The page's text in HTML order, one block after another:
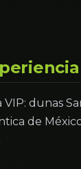
VIP: dunas
de